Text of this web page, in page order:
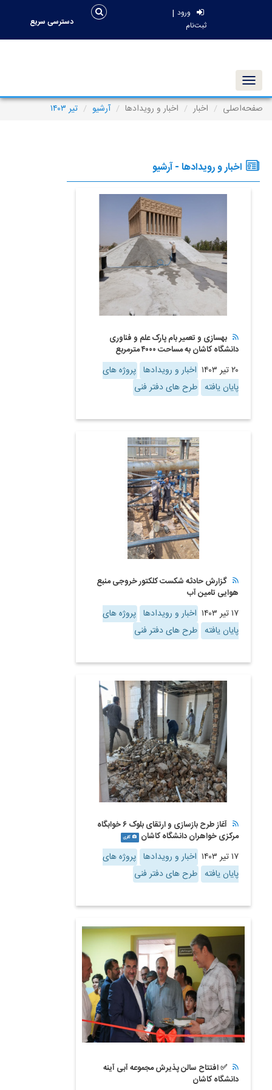
ورود |
ثبت‌نام دسترسی سریع
Toggle navigation
صفحه‌اصلی
اخبار اخبار و رویدادها آرشیو تیر ۱۴۰۳
اخبار و رویدادها - آرشیو
بهسازی و تعمیر بام پارک علم و فناوری
دانشگاه کاشان به مساحت ۴۰۰۰ مترمربع
۲۰ تیر ۱۴۰۳ اخبار و رویدادها پروژه های
پایان یافته طرح های دفتر فنی
گزارش حادثه شکست کلکتور خروجی منبع
هوایی تامین آب
۱۷ تیر ۱۴۰۳ اخبار و رویدادها پروژه های
پایان یافته طرح های دفتر فنی
آغاز طرح بازسازی و ارتقای بلوک ۶ خوابگاه
مرکزی خواهران دانشگاه کاشان
گالری
۱۷ تیر ۱۴۰۳ اخبار و رویدادها پروژه های
پایان یافته طرح های دفتر فنی
✅ افتتاح سالن پذیرش مجموعه آبی آینه
دانشگاه کاشان